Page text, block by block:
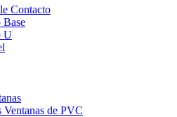
Contacto
Base
U
Ventanas de PVC